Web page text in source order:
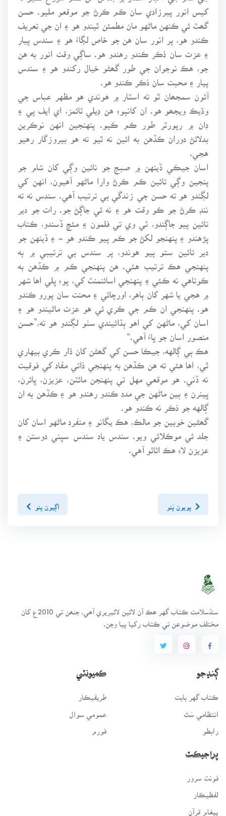
کيس انور پيرزادي سان ڪم ڪرڻ جو موقعو مليو. حسن
گھٽ ئي ڪنهن ماڻهو مان مطمئن ٿيندو هو ۽ ان جي تعريف
ڪندو هو، پر انور سان هن جو خاص لڳاءُ هو ۽ سندس پيار
۽ عزت سان ذڪر ڪندو رهندو هو. ساڳي وقت انور به هن
جو، هڪ نوجوان جي طور گھڻو خيال رکندو هو ۽ سندس
پيار ۽ محبت سان ذڪر ڪندو هو.
آئون سمجھان ٿو ته اسٽار ۾ هوندي هو مظهر عباس جي
وڌيڪ ويجھو هو. ان کانپوءِ هن ڊيلي ٽائمز، اي ايف پي ۽
ڊان ۾ رپورٽر طور ڪم ڪيو. پنهنجين انهن نوڪرين
بدلائڻ دوران ڪڏهن به ائين نه ٿيو ته هو بيروزگار رهيو
اسان جيڪي ڏينهن ۾ صبج جو نائين وڳي کان شام جو
پنجين وڳي تائين ڪم ڪرڻ وارا ماڻهو آهيون، انهن کي
لڳندو هو ته حسن جي زندگي بي ترتيب آهي. سندس نه ته
ننڊ ڪرڻ جو ڪو وقت هو ۽ نه ئي جاڳڻ جو. رات جو دير
تائين پيو جاڳندو، ٽي وي تي فلمون ۽ مئچ ڏسندو، ڪتاب
پڙهندو ۽ پنهنجو لکڻ جو ڪم پيو ڪندو هو - ۽ ڏينهن جو
دير تائين ستو پيو هوندو، پر سندس بي ترتيبي ۾ به
پنهنجي هڪ ترتيب هئي. هن پنهنجي ڪم ۾ ڪڏهن به
ڪوتاهي نه ڪئي ۽ پنهنجي اسائنمنٽ کي، پوءِ ڀلي اها شهر
۾ هجي يا شهر کان ٻاهر، اورچائي ۽ محنت سان پورو ڪندو
هو. پنهنجي ان ڪم جي ڪري ئي هو عزت ماڻيندو هو ۽
اسان کي، ماڻهن کي اهو ٻڌائيندي سٺو لڳندو هو ته،”حسن
منصور اسان جو ڀاءُ آهي.“
هڪ ٻي ڳالهه، جيڪا حسن کي گھڻن کان ڌار ڪري بيهاري
ٿي، اها هئي ته هن ڪڏهن به پنهنجي ذاتي مفاد کي فوقيت
نه ڏني. هو موقعي مهل تي پنهنجن مائٽن، عزيزن، ڀائرن،
ڀينرن ۽ ٻين ماڻهن جي مدد ڪندو رهندو هو ۽ ڪڏهن به ان
ڳالهه جو ذڪر نه ڪندو هو.
گھڻين خوبين جو مالڪ، هڪ يگانو ۽ منفرد ماڻهو اسان کان
جلد ئي موڪلائي ويو. سندس ياد سندس سڀني دوستن ۽
عزيزن لاءِ هڪ اثاثو آهي.
پويون پَنو اڳيون پنو
سنڌسلامت ڪتاب گهر ھڪ آن لائين لائبريري آھي، جنھن تي 2010ع کان
مختلف موضوعن تي ڪتاب رکيا پيا وڃن.
ڳنڍجو
ڪتاب گهر بابت
انتظامي سَٿ
رابطو
ڪميونٽي
طريقيڪار
عمومي سوال
فورم
پراجيڪٽ
لفظيڪار
پيغامِ قرآن